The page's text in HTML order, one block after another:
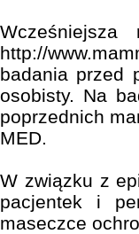
http://
badania przed
osobisty. Na
poprzednich
MED.
W związku z
pacjentek i
maseczce